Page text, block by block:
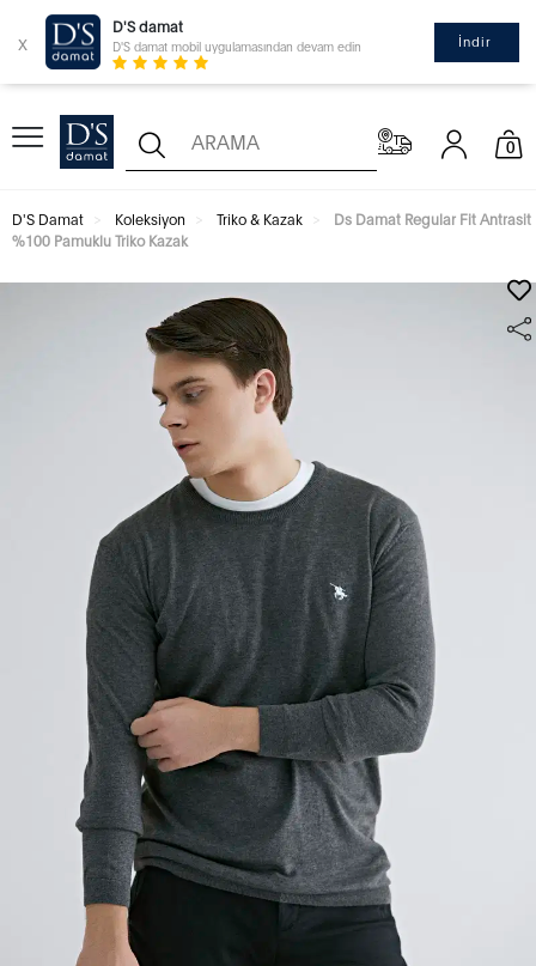
x
D'S damat
D'S damat mobil uygulamasından devam edin İndir
0
D'S Damat Koleksiyon Triko & Kazak
Ds Damat Regular Fit Antrasit
%100 Pamuklu Triko Kazak